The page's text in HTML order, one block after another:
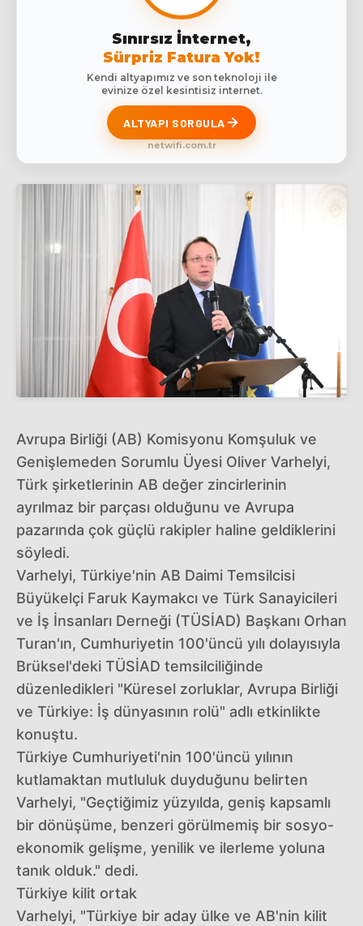
Sınırsız İnternet,
Sürpriz Fatura Yok!
Kendi altyapımız ve son teknoloji ile
evinize özel kesintisiz internet.
ALTYAPI SORGULA
netwifi.com.tr
Avrupa Birliği (AB) Komisyonu Komşuluk ve
Genişlemeden Sorumlu Üyesi Oliver Varhelyi,
Türk şirketlerinin AB değer zincirlerinin
ayrılmaz bir parçası olduğunu ve Avrupa
pazarında çok güçlü rakipler haline geldiklerini
söyledi.
Varhelyi, Türkiye'nin AB Daimi Temsilcisi
Büyükelçi Faruk Kaymakcı ve Türk Sanayicileri
ve İş İnsanları Derneği (TÜSİAD) Başkanı Orhan
Turan'ın, Cumhuriyetin 100'üncü yılı dolayısıyla
Brüksel'deki TÜSİAD temsilciliğinde
düzenledikleri "Küresel zorluklar, Avrupa Birliği
ve Türkiye: İş dünyasının rolü" adlı etkinlikte
konuştu.
Türkiye Cumhuriyeti'nin 100'üncü yılının
kutlamaktan mutluluk duyduğunu belirten
Varhelyi, "Geçtiğimiz yüzyılda, geniş kapsamlı
bir dönüşüme, benzeri görülmemiş bir sosyo-
ekonomik gelişme, yenilik ve ilerleme yoluna
tanık olduk." dedi.
Türkiye kilit ortak
Varhelyi, "Türkiye bir aday ülke ve AB'nin kilit